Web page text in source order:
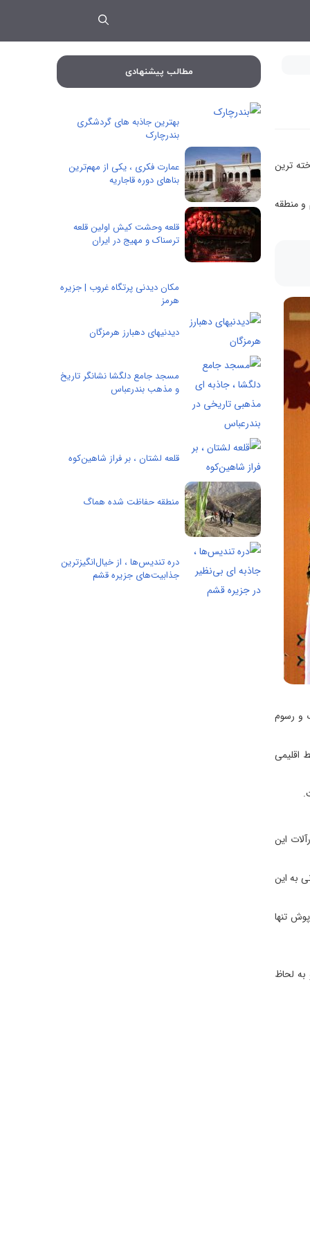
ترین
منطقه
و رسوم
اقلیمی
این
به این
تنها
لحاظ
مطالب پیشنهادی
بهترین جاذبه های گردشگری
بندرچارک
عمارت فکری ، یکی از مهم‌ترین
بناهای دوره قاجاریه
قلعه وحشت کیش اولین قلعه
ترسناک و مهیج در ایران
مکان دیدنی پرتگاه غروب | جزیره
هرمز
دیدنیهای دهبارز هرمزگان
مسجد جامع دلگشا نشانگر تاریخ
و مذهب بندرعباس
قلعه لشتان ، بر فراز شاهین‌کوه
منطقه حفاظت شده هماگ
دره تندیس‌ها ، از خیال‌انگیزترین
جذابیت‌های جزیره قشم